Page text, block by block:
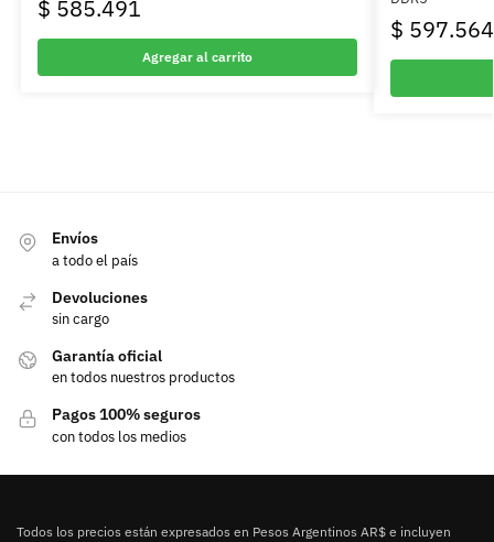
$ 585.491
Agregar al carrito
$ 597.564
Envíos
a todo el país
Devoluciones
sin cargo
Garantía oficial
en todos nuestros productos
Pagos 100% seguros
con todos los medios
Todos los precios están expresados en Pesos Argentinos AR$ e incluyen